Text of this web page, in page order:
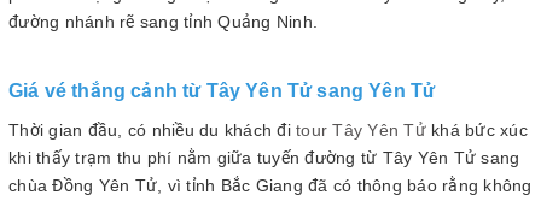
đường nhánh rẽ sang tỉnh Quảng Ninh.
Giá vé thắng cảnh từ Tây Yên Tử sang Yên Tử
Thời gian đầu, có nhiều du khách đi tour Tây Yên Tửkhá bức xúc
khi thấy trạm thu phí nằm giữa tuyến đường từ Tây Yên Tử sang
chùa Đồng Yên Tử, vì tỉnh Bắc Giang đã có thông báo rằng không